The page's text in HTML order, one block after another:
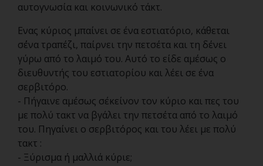
αυτογνωσία και κοινωνικό τάκτ.
Ενας κύριος μπαίνει σε ένα εστιατόριο, κάθεται
σ΄ένα τραπέζι, παίρνει την πετσέτα και τη δένει
γύρω από το λαιμό του. Αυτό το είδε αμέσως ο
διευθυντής του εστιατορίου και λέει σε ένα
σερβιτόρο.
- Πήγαινε αμέσως σ΄εκείνον τον κύριο και πες του
με πολύ τακτ να βγάλει την πετσέτα από το λαιμό
του. Πηγαίνει ο σερβιτόρος και του λέει με πολύ
τακτ :
- Ξύρισμα ή μαλλιά κύριε;